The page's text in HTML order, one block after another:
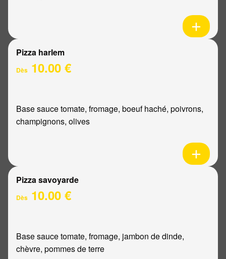
Pizza harlem
Dès 10.00 €
Base sauce tomate, fromage, boeuf haché, poivrons,
champignons, olives
Pizza savoyarde
Dès 10.00 €
Base sauce tomate, fromage, jambon de dinde,
chèvre, pommes de terre